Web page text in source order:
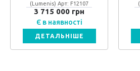
(Lumenis) Арт: F12107
3 715 000 грн
Є в наявності
ДЕТАЛЬНІШЕ